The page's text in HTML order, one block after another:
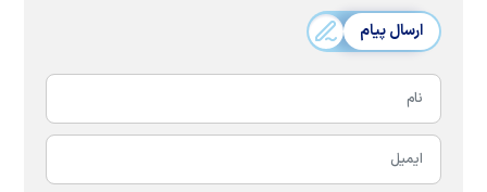
ارسال پیام